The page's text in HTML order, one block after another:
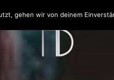
gehen wir von deinem